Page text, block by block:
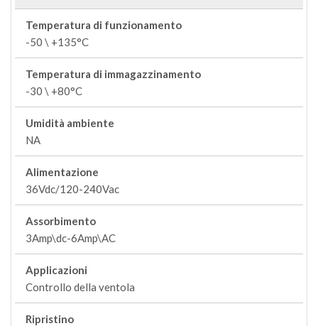
Temperatura di funzionamento
-50 \ +135°C
Temperatura di immagazzinamento
-30 \ +80°C
Umidità ambiente
NA
Alimentazione
36Vdc/120-240Vac
Assorbimento
3Amp\dc-6Amp\AC
Applicazioni
Controllo della ventola
Ripristino